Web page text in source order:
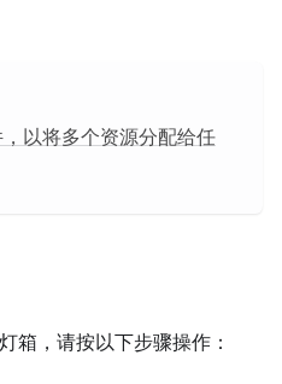
以将多个资源分配给任
箱，请按以下步骤操作：